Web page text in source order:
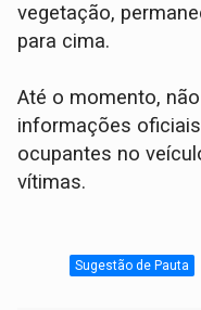
vegetação,
para cima.
​Até o momento,
informações
ocupantes no
vítimas.
Sugestão de Pauta